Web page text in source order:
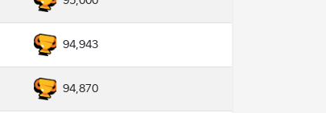
94,943
94,870